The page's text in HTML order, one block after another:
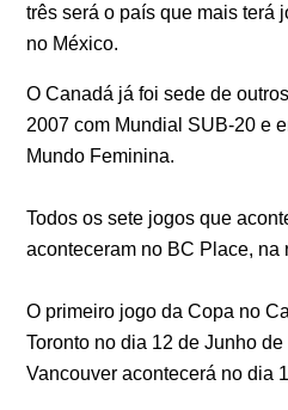
três será o país que mais terá
no México.
O Canadá já foi sede de
2007 com Mundial SUB-20 e
Mundo Feminina.
Todos os sete jogos que
aconteceram no BC Place, na
O primeiro jogo da Copa no
Toronto no dia 12 de Junho
Vancouver acontecerá no dia